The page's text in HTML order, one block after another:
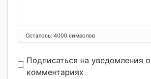
Осталось: 4000 символов
Подписаться на уведомления
комментариях